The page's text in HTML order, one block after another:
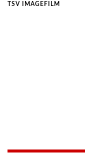
TSV IMAGEFILM